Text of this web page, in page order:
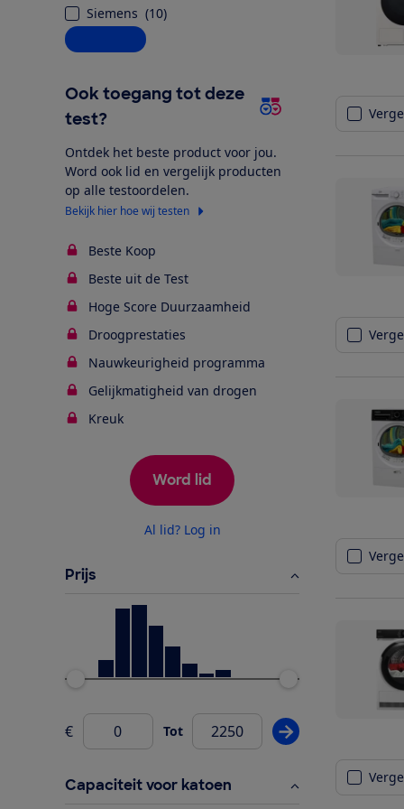
Siemens (10)
Alle opties
Ook toegang tot deze
test?
Ontdek het beste product voor jou.
Word ook lid en vergelijk producten
op alle testoordelen.
Bekijk hier hoe wij testen
Beste Koop
Beste uit de Test
Hoge Score Duurzaamheid
Droogprestaties
Nauwkeurigheid programma
Gelijkmatigheid van drogen
Kreuk
Word lid
Al lid? Log in
Prijs
€
Van Tot Pas prijsfilter
Capaciteit voor katoen